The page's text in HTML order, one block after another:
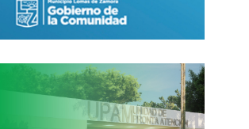
posee un entendimiento íntimo
Conoce la geografía humana de la
que el propio director; orienta al
y al docente recién llegado